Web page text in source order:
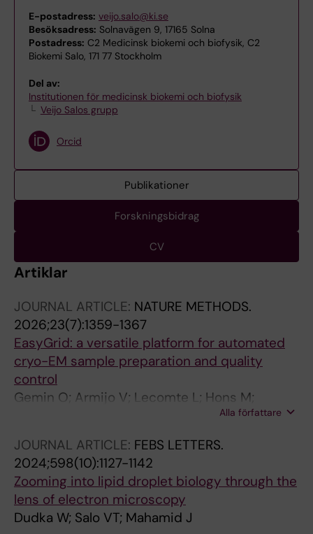
E-postadress: veijo.salo@ki.se
Besöksadress: Solnavägen 9, 17165 Solna
Postadress: C2 Medicinsk biokemi och biofysik, C2
Biokemi Salo, 171 77 Stockholm
Del av:
Institutionen för medicinsk biokemi och biofysik
Veijo Salos grupp
Orcid
Publikationer
Forskningsbidrag
CV
Artiklar
JOURNAL ARTICLE: NATURE METHODS.
2026;23(7):1359-1367
EasyGrid: a versatile platform for automated
cryo-EM sample preparation and quality
control
Gemin O; Armijo V; Lecomte L; Hons M;
Deckers T; Bissardon C; Rossi C; Lauzier K;
Babenko A; Kovalev K; Prokhorova I; Khusainov
I; Schreiner C; Kolesnikova O; Salo VT;
Schneider S; Bowler MW; Wolff G; Galej WP;
Mahamid J; Muller CW; Carugo KD;
Eustermann S; Mattei S; Cipriani F; Papp G
Alla författare
JOURNAL ARTICLE: FEBS LETTERS.
2024;598(10):1127-1142
Zooming into lipid droplet biology through the
lens of electron microscopy
Dudka W; Salo VT; Mahamid J